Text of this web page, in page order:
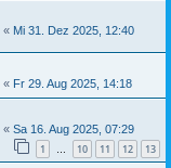
« Mi 31. Dez 2025, 12:40
« Fr 29. Aug 2025, 14:18
« Sa 16. Aug 2025, 07:29
1 … 10 11 12 13